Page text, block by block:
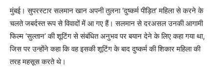
मुंबई। सुपरस्टार सलमान खान अपनी तुलना ‘दुष्कर्म पीड़ित’ महिला से करने के
चलते जबर्दस्त रूप से विवादों में आ गए हैं। सलमान से दरअसल उनकी आगामी
फिल्म ‘सुल्तान’ की शूटिंग से संबंधित अनुभव पर बयान देने के लिए कहा गया था,
जिस पर उन्होंने कहा कि वह इसकी शूटिंग के बाद दुष्कर्म की शिकार महिला की
तरह महसूस करते थे।